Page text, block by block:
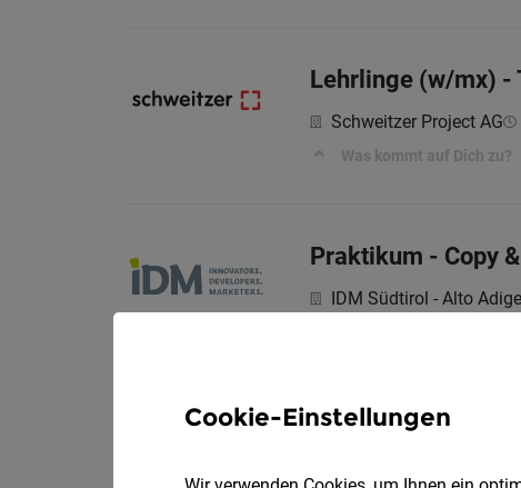
Lehrlinge (w/mx) -
Schweitzer Project AG
Was kommt auf Dich zu?
Praktikum - Copy
IDM Südtirol - Alto Adige
Mitarbeiter im
HOPPE AG Vollzeit
Cookie-Einstellungen